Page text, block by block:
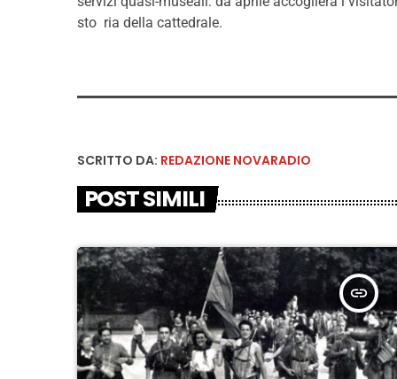
sto ria della cattedrale.
SCRITTO DA: REDAZIONE NOVARADIO
POST SIMILI
insert_link